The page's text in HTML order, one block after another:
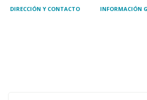
DIRECCIÓN Y CONTACTO INFORMACIÓN